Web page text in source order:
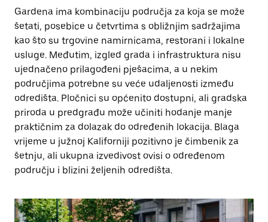
Gardena ima kombinaciju područja za koja se može
šetati, posebice u četvrtima s obližnjim sadržajima
kao što su trgovine namirnicama, restorani i lokalne
usluge. Međutim, izgled grada i infrastruktura nisu
ujednačeno prilagođeni pješacima, a u nekim
područjima potrebne su veće udaljenosti između
odredišta. Pločnici su općenito dostupni, ali gradska
priroda u predgrađu može učiniti hodanje manje
praktičnim za dolazak do određenih lokacija. Blaga
vrijeme u južnoj Kaliforniji pozitivno je čimbenik za
šetnju, ali ukupna izvedivost ovisi o određenom
području i blizini željenih odredišta.